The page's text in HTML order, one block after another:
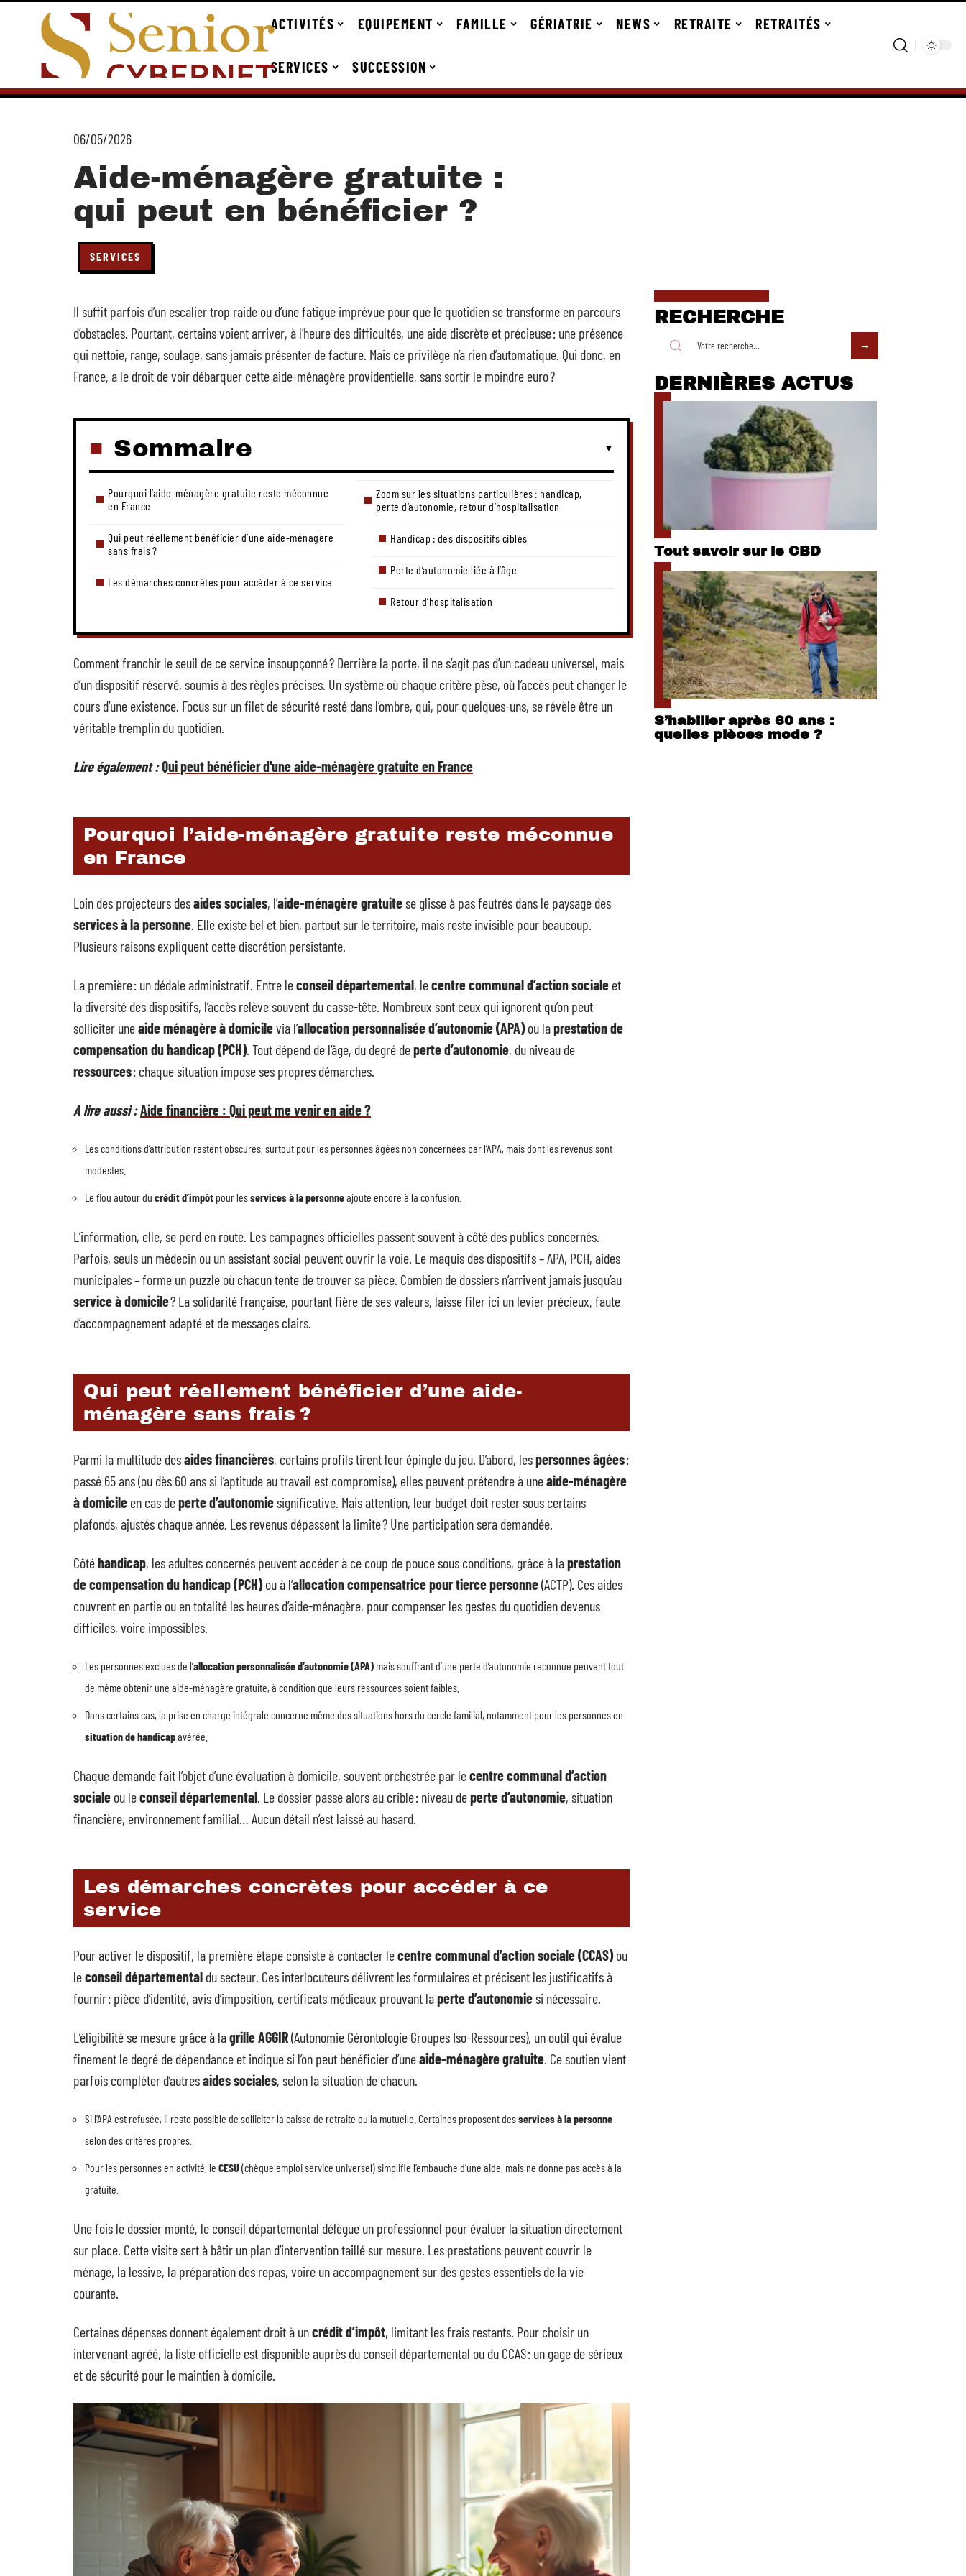
ACTIVITÉS EQUIPEMENT FAMILLE GÉRIATRIE NEWS RETRAITE RETRAITÉS
SERVICES SUCCESSION
06/05/2026
Aide-ménagère gratuite :
qui peut en bénéficier ?
SERVICES
Il suffit parfois d’un escalier trop raide ou d’une fatigue imprévue pour que le quotidien se transforme en parcours
d’obstacles. Pourtant, certains voient arriver, à l’heure des difficultés, une aide discrète et précieuse : une présence
qui nettoie, range, soulage, sans jamais présenter de facture. Mais ce privilège n’a rien d’automatique. Qui donc, en
France, a le droit de voir débarquer cette aide-ménagère providentielle, sans sortir le moindre euro ?
Sommaire
Pourquoi l’aide-ménagère gratuite reste méconnue
en France
Qui peut réellement bénéficier d’une aide-ménagère
sans frais ?
Les démarches concrètes pour accéder à ce service
Zoom sur les situations particulières : handicap,
perte d’autonomie, retour d’hospitalisation
Handicap : des dispositifs ciblés
Perte d’autonomie liée à l’âge
Retour d’hospitalisation
Comment franchir le seuil de ce service insoupçonné ? Derrière la porte, il ne s’agit pas d’un cadeau universel, mais
d’un dispositif réservé, soumis à des règles précises. Un système où chaque critère pèse, où l’accès peut changer le
cours d’une existence. Focus sur un filet de sécurité resté dans l’ombre, qui, pour quelques-uns, se révèle être un
véritable tremplin du quotidien.
Lire également :Qui peut bénéficier d'une aide-ménagère gratuite en France
Pourquoi l’aide-ménagère gratuite reste méconnue
en France
Loin des projecteurs desaides sociales, l’aide-ménagère gratuitese glisse à pas feutrés dans le paysage des
services à la personne. Elle existe bel et bien, partout sur le territoire, mais reste invisible pour beaucoup.
Plusieurs raisons expliquent cette discrétion persistante.
La première : un dédale administratif. Entre leconseil départemental, lecentre communal d’action sociale et
la diversité des dispositifs, l’accès relève souvent du casse-tête. Nombreux sont ceux qui ignorent qu’on peut
solliciter uneaide ménagère à domicilevia l’allocation personnalisée d’autonomie (APA)ou laprestation de
compensation du handicap (PCH). Tout dépend de l’âge, du degré deperte d’autonomie, du niveau de
ressources: chaque situation impose ses propres démarches.
A lire aussi :Aide financière : Qui peut me venir en aide ?
Les conditions d’attribution restent obscures, surtout pour les personnes âgées non concernées par l’APA, mais dont les revenus sont
modestes.
Le flou autour du crédit d’impôt pour lesservices à la personneajoute encore à la confusion.
L’information, elle, se perd en route. Les campagnes officielles passent souvent à côté des publics concernés.
Parfois, seuls un médecin ou un assistant social peuvent ouvrir la voie. Le maquis des dispositifs – APA, PCH, aides
municipales – forme un puzzle où chacun tente de trouver sa pièce. Combien de dossiers n’arrivent jamais jusqu’au
service à domicile? La solidarité française, pourtant fière de ses valeurs, laisse filer ici un levier précieux, faute
d’accompagnement adapté et de messages clairs.
Qui peut réellement bénéficier d’une aide-
ménagère sans frais ?
Parmi la multitude desaides financières, certains profils tirent leur épingle du jeu. D’abord, lespersonnes âgées:
passé 65 ans (ou dès 60 ans si l’aptitude au travail est compromise), elles peuvent prétendre à uneaide-ménagère
à domicile en cas deperte d’autonomiesignificative. Mais attention, leur budget doit rester sous certains
plafonds, ajustés chaque année. Les revenus dépassent la limite ? Une participation sera demandée.
Côtéhandicap, les adultes concernés peuvent accéder à ce coup de pouce sous conditions, grâce à laprestation
de compensation du handicap (PCH)ou à l’allocation compensatrice pour tierce personne(ACTP). Ces aides
couvrent en partie ou en totalité les heures d’aide-ménagère, pour compenser les gestes du quotidien devenus
difficiles, voire impossibles.
Les personnes exclues de l’allocation personnalisée d’autonomie (APA) mais souffrant d’une perte d’autonomie reconnue peuvent tout
de même obtenir une aide-ménagère gratuite, à condition que leurs ressources soient faibles.
Dans certains cas, la prise en charge intégrale concerne même des situations hors du cercle familial, notamment pour les personnes en
situation de handicapavérée.
Chaque demande fait l’objet d’une évaluation à domicile, souvent orchestrée par lecentre communal d’action
sociale ou leconseil départemental. Le dossier passe alors au crible : niveau deperte d’autonomie, situation
financière, environnement familial… Aucun détail n’est laissé au hasard.
Les démarches concrètes pour accéder à ce
service
Pour activer le dispositif, la première étape consiste à contacter lecentre communal d’action sociale (CCAS)ou
leconseil départemental du secteur. Ces interlocuteurs délivrent les formulaires et précisent les justificatifs à
fournir : pièce d’identité, avis d’imposition, certificats médicaux prouvant laperte d’autonomiesi nécessaire.
L’éligibilité se mesure grâce à lagrille AGGIR(Autonomie Gérontologie Groupes Iso-Ressources), un outil qui évalue
finement le degré de dépendance et indique si l’on peut bénéficier d’uneaide-ménagère gratuite. Ce soutien vient
parfois compléter d’autresaides sociales, selon la situation de chacun.
Si l’APA est refusée, il reste possible de solliciter la caisse de retraite ou la mutuelle. Certaines proposent desservices à la personne
selon des critères propres.
Pour les personnes en activité, le CESU (chèque emploi service universel) simplifie l’embauche d’une aide, mais ne donne pas accès à la
gratuité.
Une fois le dossier monté, le conseil départemental délègue un professionnel pour évaluer la situation directement
sur place. Cette visite sert à bâtir un plan d’intervention taillé sur mesure. Les prestations peuvent couvrir le
ménage, la lessive, la préparation des repas, voire un accompagnement sur des gestes essentiels de la vie
courante.
Certaines dépenses donnent également droit à uncrédit d’impôt, limitant les frais restants. Pour choisir un
intervenant agréé, la liste officielle est disponible auprès du conseil départemental ou du CCAS : un gage de sérieux
et de sécurité pour le maintien à domicile.
RECHERCHE
DERNIÈRES ACTUS
Tout savoir sur le CBD
S’habiller après 60 ans :
quelles pièces mode ?